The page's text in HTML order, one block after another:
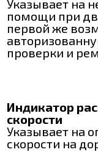
Указывает на
помощи при
первой же
проверки и
Индикатор
скорости
Указывает на
скорости на